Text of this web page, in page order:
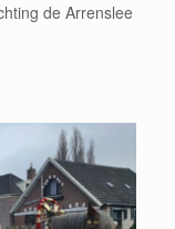
de Arrenslee